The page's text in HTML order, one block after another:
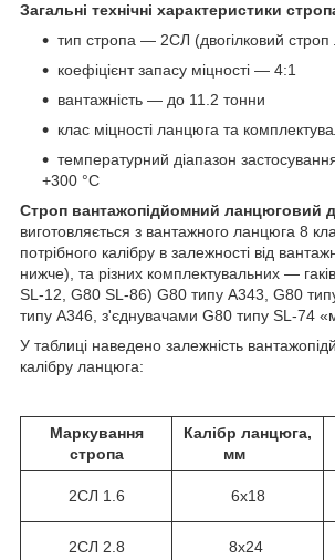
Загальні технічні характеристики
тип стропа — 2СЛ (двогілковий
коефіцієнт запасу міцності — 4:1
вантажність — до 11.2 тонни
клас міцності ланцюга та
температурний діапазон
+300 °С
Строп вантажопідйомний ланцюговий
виготовляється з вантажного ланцюга 8
потрібного калібру в залежності від
нижче), та різних комплектувальних —
SL-12, G80 SL-86) G80 типу A343, G80
типу А346, з'єднувачами G80 типу SL-74
У таблиці наведено залежність
калібру ланцюга:
Маркування
стропа
Калібр ланцюга,
мм
2СЛ 1.6 6х18
2СЛ 2.8 8х24